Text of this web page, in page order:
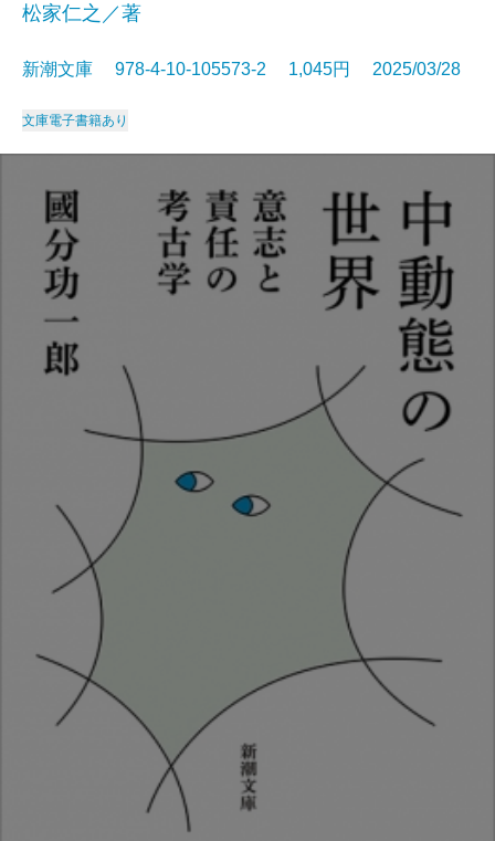
松家仁之／著
新潮文庫 978-4-10-105573-2 1,045円 2025/03/28
文庫電子書籍あり